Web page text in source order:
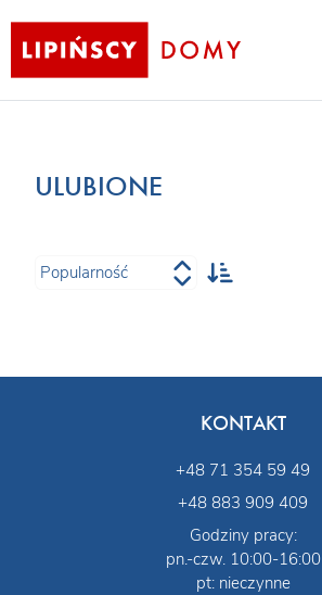
ULUBIONE
KONTAKT
+48 71 354 59 49
+48 883 909 409
Godziny pracy:
pn.-czw. 10:00-16:00
pt: nieczynne